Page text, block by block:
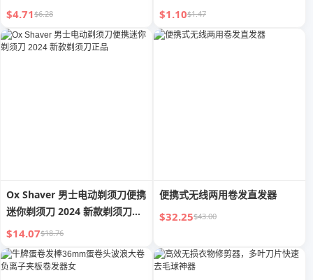
$4.71$6.28
毛发清除器
$1.10$1.47
Ox Shaver 男士电动剃须刀便携
迷你剃须刀 2024 新款剃须刀正
品
$14.07$18.76
便携式无线两用卷发直发器
$32.25$43.00